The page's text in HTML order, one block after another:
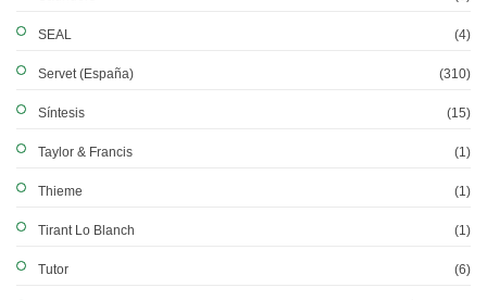
SEAL (4)
Servet (España) (310)
Síntesis (15)
Taylor & Francis (1)
Thieme (1)
Tirant Lo Blanch (1)
Tutor (6)